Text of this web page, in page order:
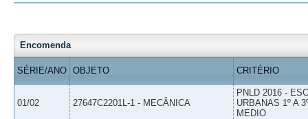
Encomenda
SÉRIE/ANO OBJETO CRITÉRIO
01/02 27647C2201L-1 - MECÂNICA
PNLD 2016 -
URBANAS 1º A
MEDIO